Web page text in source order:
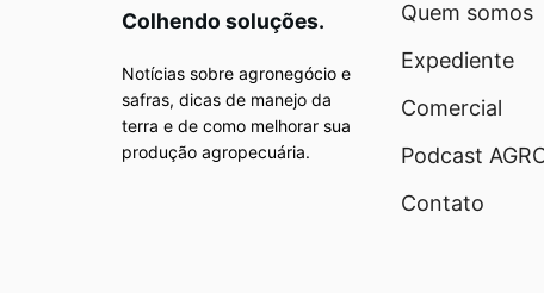
Colhendo soluções.
Notícias sobre agronegócio e
safras, dicas de manejo da
terra e de como melhorar sua
produção agropecuária.
Quem somos
Expediente
Comercial
Podcast
Contato